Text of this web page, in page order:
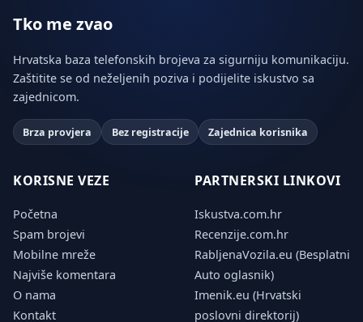
Tko me zvao
Hrvatska baza telefonskih brojeva za sigurniju komunikaciju.
Zaštitite se od neželjenih poziva i podijelite iskustvo sa
zajednicom.
Brza provjera Bez registracije Zajednica korisnika
KORISNE VEZE
Početna
Spam brojevi
Mobilne mreže
Najviše komentara
O nama
Kontakt
PARTNERSKI LINKOVI
Iskustva.com.hr
Recenzije.com.hr
RabljenaVozila.eu (Besplatni
Auto oglasnik)
Imenik.eu (Hrvatski
poslovni direktorij)